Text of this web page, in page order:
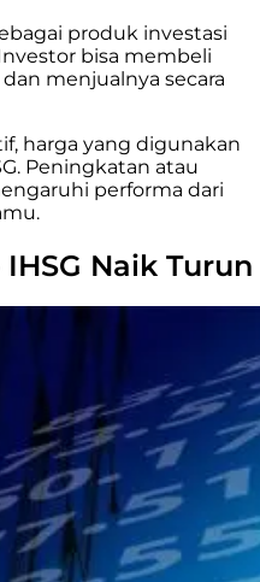
produk investasi
bisa membeli
menjualnya secara
harga yang digunakan
Peningkatan atau
performa dari
Naik Turun